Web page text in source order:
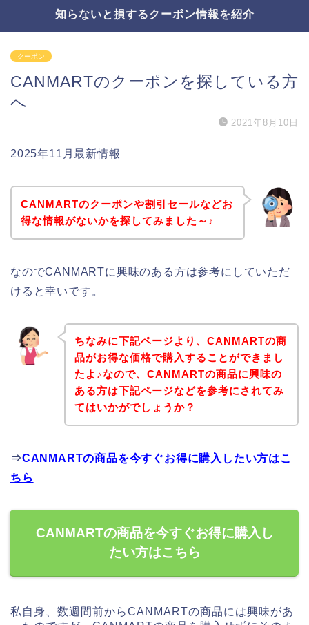
知らないと損するクーポン情報を紹介
クーポン
CANMARTのクーポンを探している方
へ
2021年8月10日
2025年11月最新情報
CANMARTのクーポンや割引セールなどお
得な情報がないかを探してみました～♪
なのでCANMARTに興味のある方は参考にしていただ
けると幸いです。
ちなみに下記ページより、CANMARTの商
品がお得な価格で購入することができまし
たよ♪なので、CANMARTの商品に興味の
ある方は下記ページなどを参考にされてみ
てはいかがでしょうか？
⇒CANMARTの商品を今すぐお得に購入したい方はこ
ちら
CANMARTの商品を今すぐお得に購入し
たい方はこちら
私自身、数週間前からCANMARTの商品には興味があ